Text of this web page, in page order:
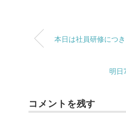
本日は社員研修につき
明日
コメントを残す